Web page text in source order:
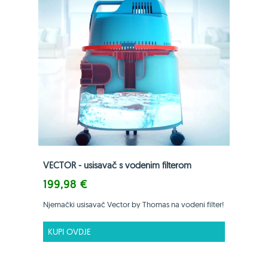
VECTOR - usisavač s vodenim filterom
199,98 €
Njemački usisavač Vector by Thomas na vodeni filter!
KUPI OVDJE